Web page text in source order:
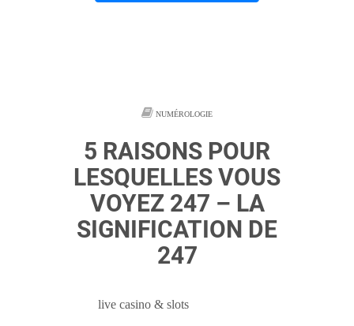
NUMÉROLOGIE
5 RAISONS POUR
LESQUELLES VOUS
VOYEZ 247 – LA
SIGNIFICATION DE
247
live casino & slots